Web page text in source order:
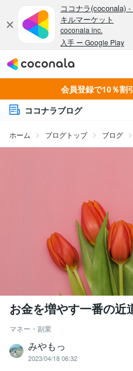
会員登録で10％割
ココナラブログ
ホーム ブログトップ ブログ
お金を増やす一番の近
マネー・副業
みやもっ
2023/04/18 06:32